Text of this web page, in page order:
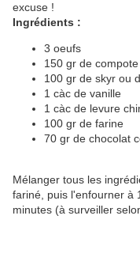
excuse !
Ingrédients :
3 oeufs
150 gr de compote
100 gr de skyr ou
1 càc de vanille
1 càc de levure
100 gr de farine
70 gr de chocolat
Mélanger tous les
fariné, puis l'enfourner à
minutes (à surveiller